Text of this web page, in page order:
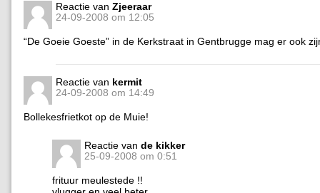
Reactie van Zjeeraar
24-09-2008 om 12:05
“De Goeie Goeste” in de Kerkstraat in Gentbrugge mag er ook
Reactie van kermit
24-09-2008 om 14:49
Bollekesfrietkot op de Muie!
Reactie van de kikker
25-09-2008 om 0:51
frituur meulestede !!